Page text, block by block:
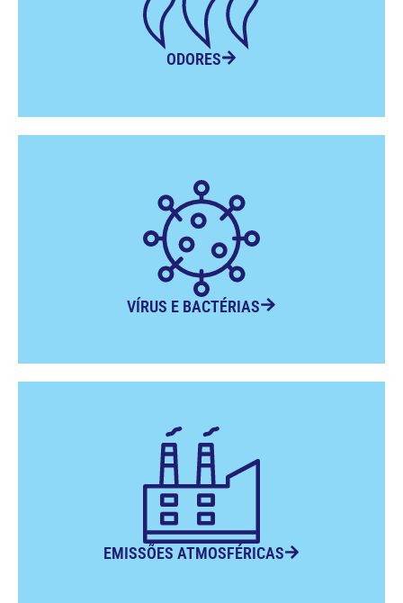
ODORES
VÍRUS E BACTÉRIAS
EMISSÕES ATMOSFÉRICAS